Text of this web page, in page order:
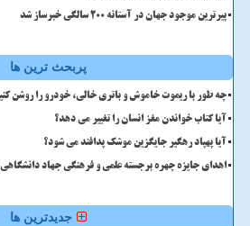
پیرترین موجود جهان در آستانه ۲۰۰ سالگی خبرساز شد
پربحث ترین ها
چه طور با ریموت خاموش و باتری خالی، خودرو را روشن
آیا کتاب خواندن مغز انسان را تغییر می دهد؟
آیا پهپاد رهگیر جایگزین موشک پدافند می شود؟
اهدای جایزه چهره برجسته علمی و فرهنگی جهاد دانشگاهی
جدیدترین ها